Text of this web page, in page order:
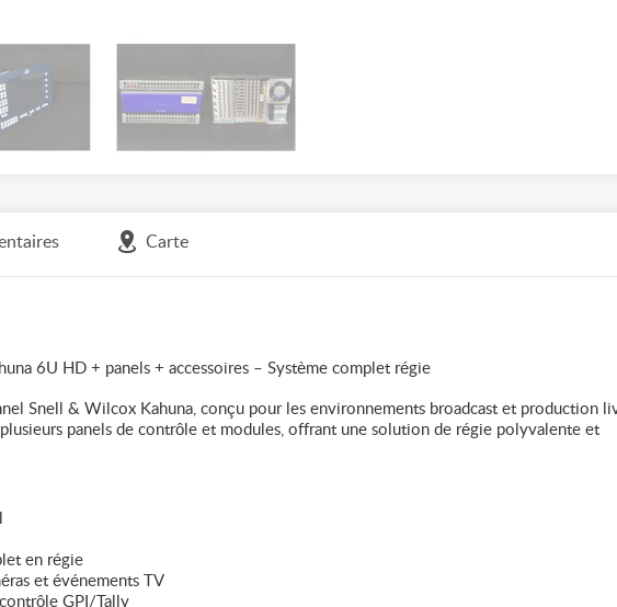
Carte
6U HD + panels + accessoires – Système complet régie
Snell & Wilcox Kahuna, conçu pour les environnements broadcast et production
panels de contrôle et modules, offrant une solution de régie polyvalente et
en régie
et événements TV
GPI/Tally